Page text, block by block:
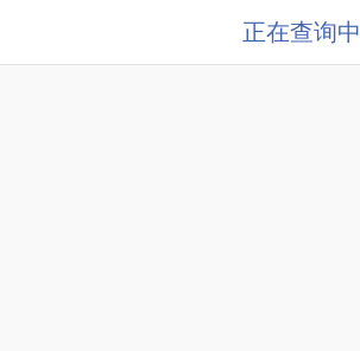
正在查询中